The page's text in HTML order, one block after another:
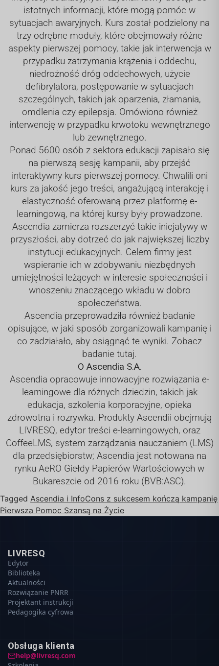
istotnych informacji, które mogą pomóc w
sytuacjach awaryjnych. Kurs został podzielony na
trzy odrębne moduły, które obejmowały różne
aspekty pierwszej pomocy, takie jak interwencja w
przypadku zatrzymania krążenia i oddechu,
niedrożność dróg oddechowych, użycie
defibrylatora, postępowanie w sytuacjach
szczególnych, takich jak oparzenia, złamania,
omdlenia czy epilepsja. Omówiono również
interwencję w przypadku krwotoku wewnętrznego
lub zewnętrznego.
Ponad 5600 osób z sektora edukacji zapisało się
na pierwszą sesję kampanii, aby przejść
interaktywny kurs pierwszej pomocy. Chwalili oni
kurs za jakość jego treści, angażującą interakcję i
elastyczność oferowaną przez platformę e-
learningową, na której kursy były prowadzone.
Ascendia zamierza rozszerzyć takie inicjatywy w
przyszłości, aby dotrzeć do jak największej liczby
instytucji edukacyjnych. Celem firmy jest
wspieranie ich w zdobywaniu niezbędnych
umiejętności leżących w interesie społeczności i
wnoszeniu znaczącego wkładu w dobro
społeczeństwa.
Ascendia przeprowadziła również badanie
opisujące, w jaki sposób zorganizowali kampanię i
co zadziałało, aby osiągnąć te wyniki. Zobacz
badanie tutaj.
O Ascendia S.A.
Ascendia opracowuje innowacyjne rozwiązania e-
learningowe dla różnych dziedzin, takich jak
edukacja, szkolenia korporacyjne, opieka
zdrowotna i rozrywka. Produkty Ascendii obejmują
LIVRESQ, edytor treści e-learningowych, oraz
CoffeeLMS, system zarządzania nauczaniem (LMS)
dla przedsiębiorstw; Ascendia jest notowana na
rynku AeRO Giełdy Papierów Wartościowych w
Bukareszcie od 2016 roku (BVB:ASC).
Tagged Ascendia i InfoCons z sukcesem kończą kampanię
Pierwsza Pomoc Szansą na Życie
LIVRESQ
Edytor
Biblioteka
Aktualności
Rozwiązanie PNRR
Projektant instrukcji
Pedagogika cyfrowa
Obsługa klienta
help@livresq.com